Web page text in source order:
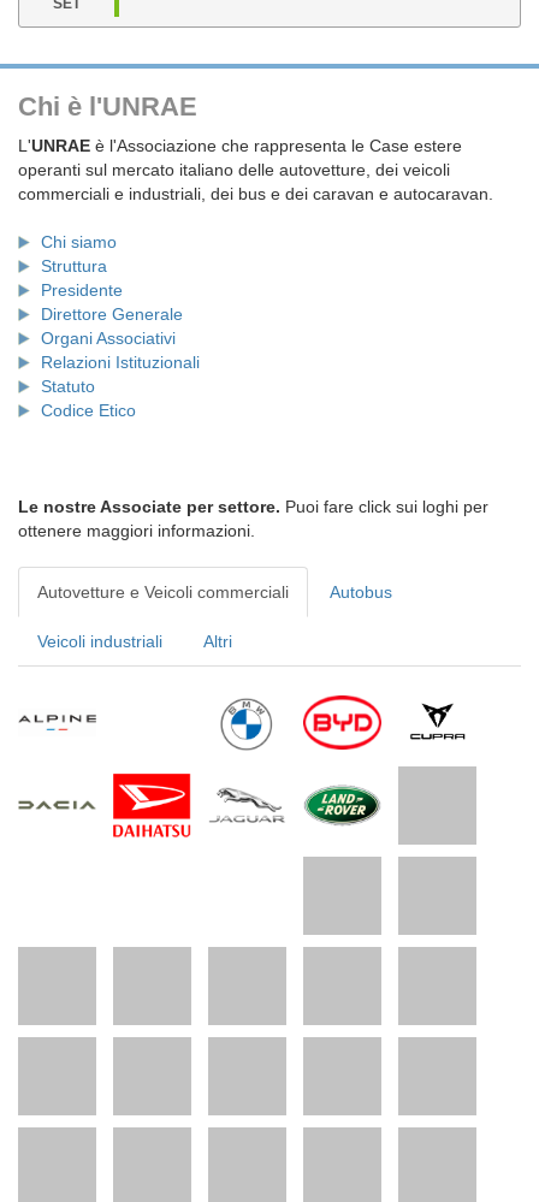
SET
Chi è l'UNRAE
L'UNRAE è l'Associazione che rappresenta le Case estere
operanti sul mercato italiano delle autovetture, dei veicoli
commerciali e industriali, dei bus e dei caravan e autocaravan.
Chi siamo
Struttura
Presidente
Direttore Generale
Organi Associativi
Relazioni Istituzionali
Statuto
Codice Etico
Le nostre Associate per settore. Puoi fare click sui loghi per
ottenere maggiori informazioni.
Autovetture e Veicoli commerciali Autobus
Veicoli industriali Altri